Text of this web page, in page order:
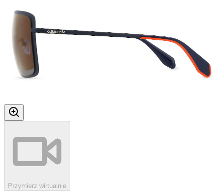
Przymierz wirtualnie